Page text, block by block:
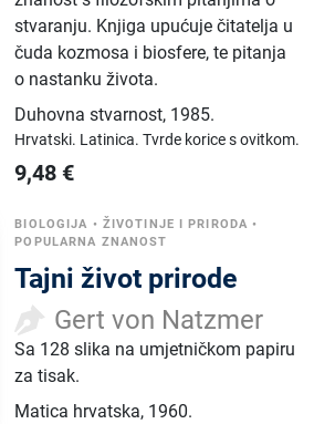
stvaranju. Knjiga upućuje čitatelja u
čuda kozmosa i biosfere, te pitanja
o nastanku života.
Duhovna stvarnost, 1985.
Hrvatski. Latinica.Tvrde korice s ovitkom.
9,48 €
BIOLOGIJA • ŽIVOTINJE I PRIRODA •
POPULARNA ZNANOST
Tajni život prirode
Gert von Natzmer
Sa 128 slika na umjetničkom papiru
za tisak.
Matica hrvatska, 1960.